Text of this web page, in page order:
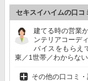
セキスイハイムの口コ
建てる時の営業
ンテリアコーデ
バイスをもらえ
東／1世帯／わからない
その他の口コミ・